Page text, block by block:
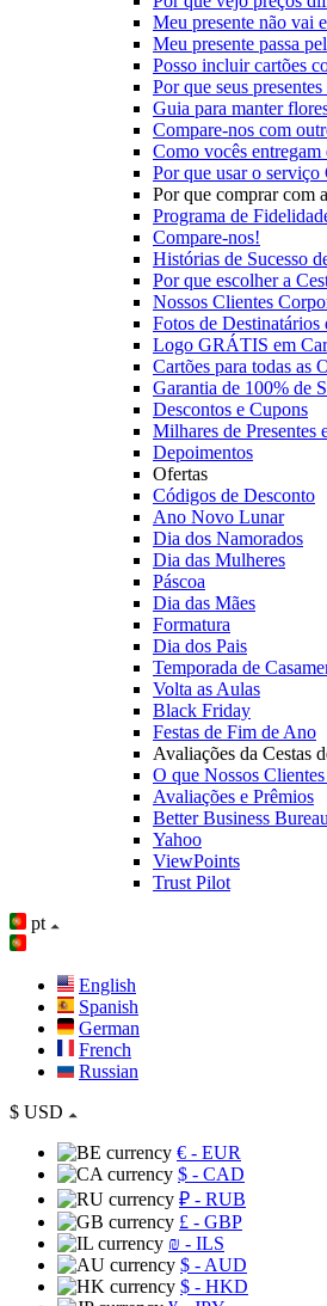
Meu presente não vai
Meu presente passa
Posso incluir cartões
Por que seus
Guia para manter
Compare-nos com
Como vocês entregam
Por que usar o
Por que comprar com
Programa de
Compare-nos!
Histórias de Sucesso
Por que escolher a
Nossos Clientes
Fotos de Destinatários
Logo GRÁTIS em
Cartões para todas as
Garantia de 100% de
Descontos e Cupons
Milhares de Presentes
Depoimentos
Ofertas
Códigos de Desconto
Ano Novo Lunar
Dia dos Namorados
Dia das Mulheres
Páscoa
Dia das Mães
Formatura
Dia dos Pais
Temporada de
Volta as Aulas
Black Friday
Festas de Fim de Ano
Avaliações da Cestas
O que Nossos
Avaliações e Prêmios
Better Business Bureau
Yahoo
ViewPoints
Trust Pilot
pt
English
Spanish
German
French
Russian
$ USD
€ - EUR
$ - CAD
₽ - RUB
£ - GBP
₪ - ILS
$ - AUD
$ - HKD